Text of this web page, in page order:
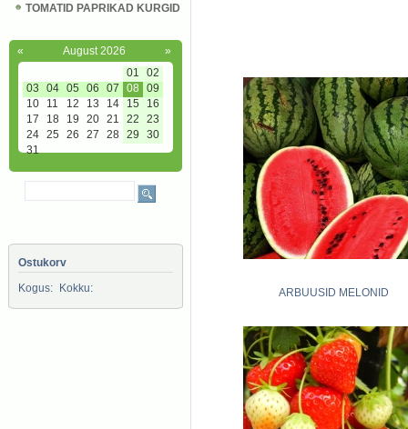
TOMATID PAPRIKAD KURGID
« August 2026
»
01
02
03
04 05 06 07 08
09
10
11 12 13 14 15
16
17
18 19 20 21 22
23
24
25 26 27 28 29
30
31
Ostukorv
Kogus:
Kokku: ARBUUSID MELONID